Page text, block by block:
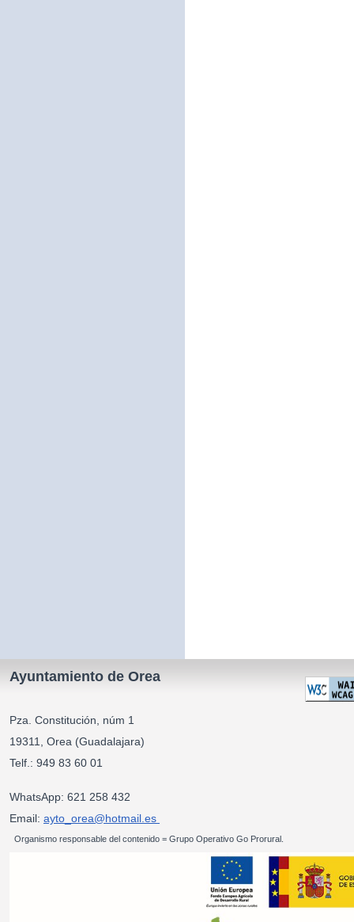
Ayuntamiento de Orea
Pza. Constitución, núm 1
19311, Orea (Guadalajara)
Telf.: 949 83 60 01
WhatsApp: 621 258 432
Email: ayto_orea@hotmail.es
Organismo responsable del contenido = Grupo Operativo Go Prorural.